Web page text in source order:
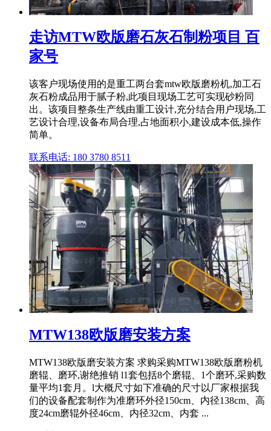
走访MTW欧版磨石灰石制粉项目 百
家号
该客户现场使用的是重工两台套mtw欧版磨粉机,加工石
灰石粉成品用于腻子粉,此项目现场工艺可实现砂粉同
出。该项目整条生产线由重工设计,充分结合用户现场,工
艺设计合理,设备布局合理,占地面积小,建设成本低,操作
简单。
联系电话: 180 3780 8511
MTW138欧版磨安装方案
MTW138欧版磨安装方案 求购采购MTW138欧版磨粉机
磨辊、磨环,谢绝推销 l1套包括8个磨辊、1个磨环,采购数
量平均1套月。l大概尺寸如下准确的尺寸以厂家根据我
们的设备配套制作为准磨环外径150cm、内径138cm、高
度24cm磨辊外径46cm、内径32cm、内套 ...